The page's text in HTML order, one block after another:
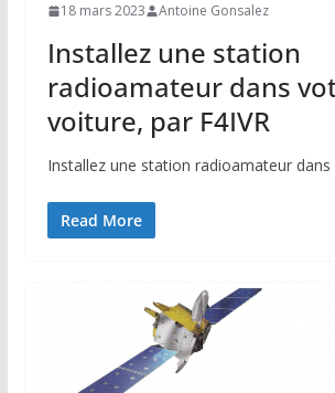
18 mars 2023 Antoine Gonsalez
Installez une station
radioamateur dans
voiture, par F4IVR
Installez une station radioamateur
Read More